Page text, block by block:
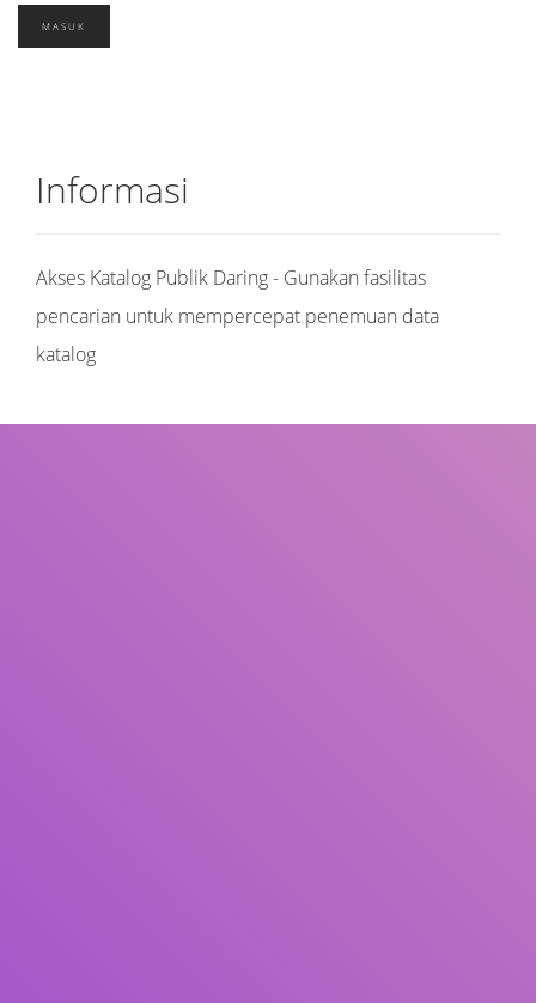
Informasi
Akses Katalog Publik Daring - Gunakan fasilitas
pencarian untuk mempercepat penemuan data
katalog